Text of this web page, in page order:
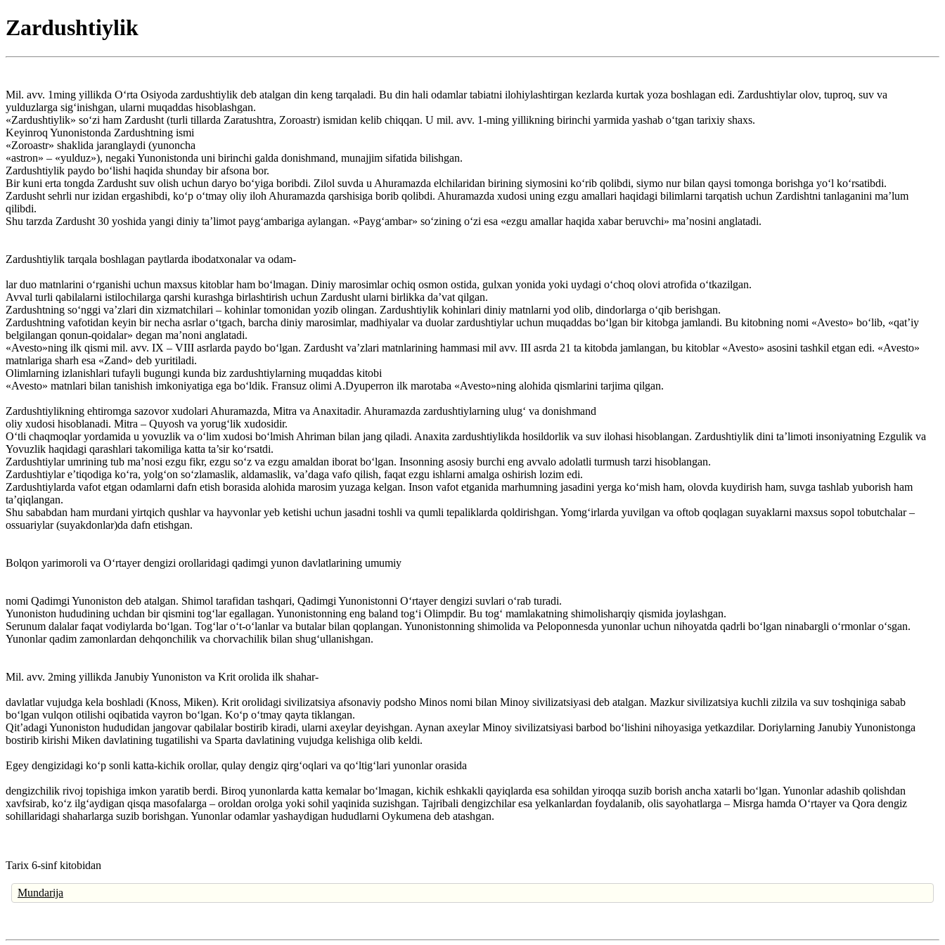
Zardushtiylik
Mil. avv. 1ming yillikda O‘rta Osiyoda zardushtiylik deb atalgan din keng tarqaladi. Bu din hali odamlar tabiatni ilohiylashtirgan kezlarda kurtak yoza boshlagan edi. Zardushtiylar olov, tuproq, suv va
yulduzlarga sig‘inishgan, ularni muqaddas hisoblashgan.
«Zardushtiylik» so‘zi ham Zardusht (turli tillarda Zaratushtra, Zoroastr) ismidan kelib chiqqan. U mil. avv. 1-ming yillikning birinchi yarmida yashab o‘tgan tarixiy shaxs.
Keyinroq Yunonistonda Zardushtning ismi
«Zoroastr» shaklida jaranglaydi (yunoncha
«astron» – «yulduz»), negaki Yunonistonda uni birinchi galda donishmand, munajjim sifatida bilishgan.
Zardushtiylik paydo bo‘lishi haqida shunday bir afsona bor.
Bir kuni erta tongda Zardusht suv olish uchun daryo bo‘yiga boribdi. Zilol suvda u Ahuramazda elchilaridan birining siymosini ko‘rib qolibdi, siymo nur bilan qaysi tomonga borishga yo‘l ko‘rsatibdi.
Zardusht sehrli nur izidan ergashibdi, ko‘p o‘tmay oliy iloh Ahuramazda qarshisiga borib qolibdi. Ahuramazda xudosi uning ezgu amallari haqidagi bilimlarni tarqatish uchun Zardishtni tanlaganini ma’lum
qilibdi.
Shu tarzda Zardusht 30 yoshida yangi diniy ta’limot payg‘ambariga aylangan. «Payg‘ambar» so‘zining o‘zi esa «ezgu amallar haqida xabar beruvchi» ma’nosini anglatadi.
Zardushtiylik tarqala boshlagan paytlarda ibodatxonalar va odam-
lar duo matnlarini o‘rganishi uchun maxsus kitoblar ham bo‘lmagan. Diniy marosimlar ochiq osmon ostida, gulxan yonida yoki uydagi o‘choq olovi atrofida o‘tkazilgan.
Avval turli qabilalarni istilochilarga qarshi kurashga birlashtirish uchun Zardusht ularni birlikka da’vat qilgan.
Zardushtning so‘nggi va’zlari din xizmatchilari – kohinlar tomonidan yozib olingan. Zardushtiylik kohinlari diniy matnlarni yod olib, dindorlarga o‘qib berishgan.
Zardushtning vafotidan keyin bir necha asrlar o‘tgach, barcha diniy marosimlar, madhiyalar va duolar zardushtiylar uchun muqaddas bo‘lgan bir kitobga jamlandi. Bu kitobning nomi «Avesto» bo‘lib, «qat’iy
belgilangan qonun-qoidalar» degan ma’noni anglatadi.
«Avesto»ning ilk qismi mil. avv. IX – VIII asrlarda paydo bo‘lgan. Zardusht va’zlari matnlarining hammasi mil avv. III asrda 21 ta kitobda jamlangan, bu kitoblar «Avesto» asosini tashkil etgan edi. «Avesto»
matnlariga sharh esa «Zand» deb yuritiladi.
Olimlarning izlanishlari tufayli bugungi kunda biz zardushtiylarning muqaddas kitobi
«Avesto» matnlari bilan tanishish imkoniyatiga ega bo‘ldik. Fransuz olimi A.Dyuperron ilk marotaba «Avesto»ning alohida qismlarini tarjima qilgan.
Zardushtiylikning ehtiromga sazovor xudolari Ahuramazda, Mitra va Anaxitadir. Ahuramazda zardushtiylarning ulug‘ va donishmand
oliy xudosi hisoblanadi. Mitra – Quyosh va yorug‘lik xudosidir.
O‘tli chaqmoqlar yordamida u yovuzlik va o‘lim xudosi bo‘lmish Ahriman bilan jang qiladi. Anaxita zardushtiylikda hosildorlik va suv ilohasi hisoblangan. Zardushtiylik dini ta’limoti insoniyatning Ezgulik va
Yovuzlik haqidagi qarashlari takomiliga katta ta’sir ko‘rsatdi.
Zardushtiylar umrining tub ma’nosi ezgu fikr, ezgu so‘z va ezgu amaldan iborat bo‘lgan. Insonning asosiy burchi eng avvalo adolatli turmush tarzi hisoblangan.
Zardushtiylar e’tiqodiga ko‘ra, yolg‘on so‘zlamaslik, aldamaslik, va’daga vafo qilish, faqat ezgu ishlarni amalga oshirish lozim edi.
Zardushtiylarda vafot etgan odamlarni dafn etish borasida alohida marosim yuzaga kelgan. Inson vafot etganida marhumning jasadini yerga ko‘mish ham, olovda kuydirish ham, suvga tashlab yuborish ham
ta’qiqlangan.
Shu sababdan ham murdani yirtqich qushlar va hayvonlar yeb ketishi uchun jasadni toshli va qumli tepaliklarda qoldirishgan. Yomg‘irlarda yuvilgan va oftob qoqlagan suyaklarni maxsus sopol tobutchalar –
ossuariylar (suyakdonlar)da dafn etishgan.
Bolqon yarimoroli va O‘rtayer dengizi orollaridagi qadimgi yunon davlatlarining umumiy
nomi Qadimgi Yunoniston deb atalgan. Shimol tarafidan tashqari, Qadimgi Yunonistonni O‘rtayer dengizi suvlari o‘rab turadi.
Yunoniston hududining uchdan bir qismini tog‘lar egallagan. Yunonistonning eng baland tog‘i Olimpdir. Bu tog‘ mamlakatning shimolisharqiy qismida joylashgan.
Serunum dalalar faqat vodiylarda bo‘lgan. Tog‘lar o‘t-o‘lanlar va butalar bilan qoplangan. Yunonistonning shimolida va Peloponnesda yunonlar uchun nihoyatda qadrli bo‘lgan ninabargli o‘rmonlar o‘sgan.
Yunonlar qadim zamonlardan dehqonchilik va chorvachilik bilan shug‘ullanishgan.
Mil. avv. 2ming yillikda Janubiy Yunoniston va Krit orolida ilk shahar-
davlatlar vujudga kela boshladi (Knoss, Miken). Krit orolidagi sivilizatsiya afsonaviy podsho Minos nomi bilan Minoy sivilizatsiyasi deb atalgan. Mazkur sivilizatsiya kuchli zilzila va suv toshqiniga sabab
bo‘lgan vulqon otilishi oqibatida vayron bo‘lgan. Ko‘p o‘tmay qayta tiklangan.
Qit’adagi Yunoniston hududidan jangovar qabilalar bostirib kiradi, ularni axeylar deyishgan. Aynan axeylar Minoy sivilizatsiyasi barbod bo‘lishini nihoyasiga yetkazdilar. Doriylarning Janubiy Yunonistonga
bostirib kirishi Miken davlatining tugatilishi va Sparta davlatining vujudga kelishiga olib keldi.
Egey dengizidagi ko‘p sonli katta-kichik orollar, qulay dengiz qirg‘oqlari va qo‘ltig‘lari yunonlar orasida
dengizchilik rivoj topishiga imkon yaratib berdi. Biroq yunonlarda katta kemalar bo‘lmagan, kichik eshkakli qayiqlarda esa sohildan yiroqqa suzib borish ancha xatarli bo‘lgan. Yunonlar adashib qolishdan
xavfsirab, ko‘z ilg‘aydigan qisqa masofalarga – oroldan orolga yoki sohil yaqinida suzishgan. Tajribali dengizchilar esa yelkanlardan foydalanib, olis sayohatlarga – Misrga hamda O‘rtayer va Qora dengiz
sohillaridagi shaharlarga suzib borishgan. Yunonlar odamlar yashaydigan hududlarni Oykumena deb atashgan.
Tarix 6-sinf kitobidan
Mundarija